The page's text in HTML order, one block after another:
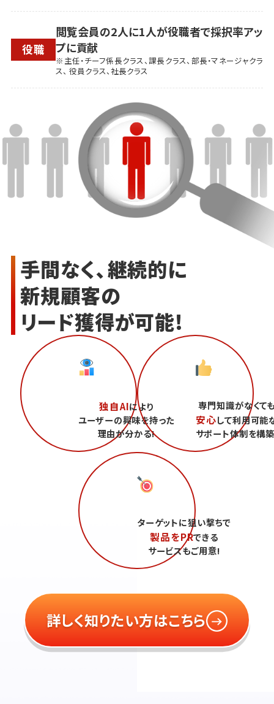
役職
閲覧会員の2人に1人が役職者で採択率アッ
プに貢献
※主任・チーフ係長クラス、課長クラス、部長・マネージャクラ
ス、 役員クラス、社長クラス
手間なく、継続的に
新規顧客の
リード獲得が可能!
独自AIにより
ユーザーの興味を持った
理由が分かる!
専門知識がなくて
安心して利用可能
サポート体制を構
ターゲットに狙い撃ちで
製品をPRできる
サービスもご用意!
詳しく知りたい方はこちら